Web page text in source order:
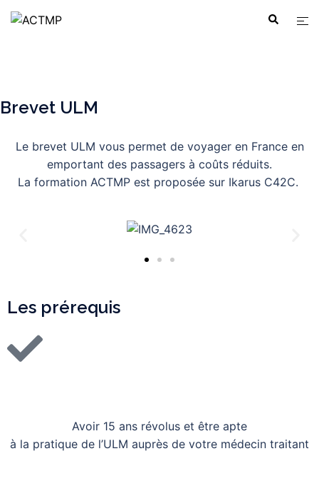
Brevet ULM
Le brevet ULM vous permet de voyager en France en
emportant des passagers à coûts réduits.
La formation ACTMP est proposée sur Ikarus C42C.
Les prérequis
Avoir 15 ans révolus et être apte
à la pratique de l’ULM auprès de votre médecin traitant